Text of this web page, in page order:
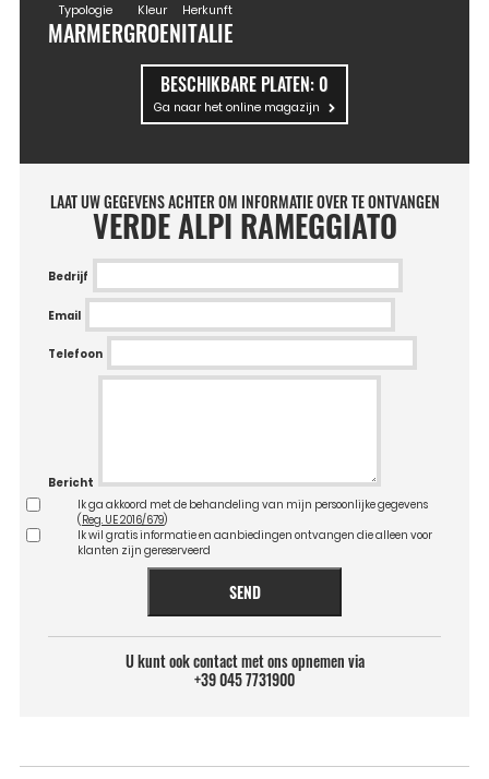
Typologie
MARMER
Kleur
GROEN
Herkunft
ITALIE
BESCHIKBARE PLATEN:0
Ga naar het online magazijn
LAAT UW GEGEVENS ACHTER OM INFORMATIE OVER TE ONTVANGEN
VERDE ALPI RAMEGGIATO
Bedrijf
Email
Telefoon
Bericht
Ik ga akkoord met de behandeling van mijn persoonlijke gegevens
( Reg. UE 2016/679)
Ik wil gratis informatie en aanbiedingen ontvangen die alleen voor
klanten zijn gereserveerd
SEND
U kunt ook contact met ons opnemen via
+39 045 7731900